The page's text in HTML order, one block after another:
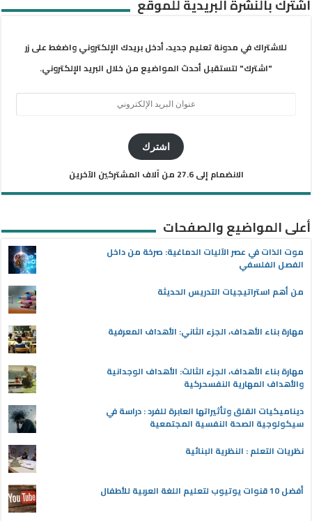
اشترك بالنشرة البريدية للموقع
للاشتراك في مدونة تعليم جديد، أدخل بريدك الإلكتروني واضغط على زر
"اشترك" لتستقبل أحدث المواضيع من خلال البريد الإلكتروني.
اشترك
الانضمام إلى 27.6 من آلاف المشتركين الآخرين
أعلى المواضيع والصفحات
موت الذات في عصر الآليات الدماغية: صرخة من داخل
الفصل الفلسفي
من أهم استراتيجيات التدريس الحديثة
مهارة بناء الأهداف، الجزء الثاني: الأهداف المعرفية
مهارة بناء الأهداف، الجزء الثالث: الأهداف الوجدانية
والأهداف المهارية النفسحركية
ديناميكيات القلق وتأثيراتها العابرة للفرد : دراسة في
سيكولوجية الصحة النفسية المجتمعية
نظريات التعلم : النظرية البنائية
أفضل 10 قنوات يوتيوب لتعليم اللغة العربية للأطفال